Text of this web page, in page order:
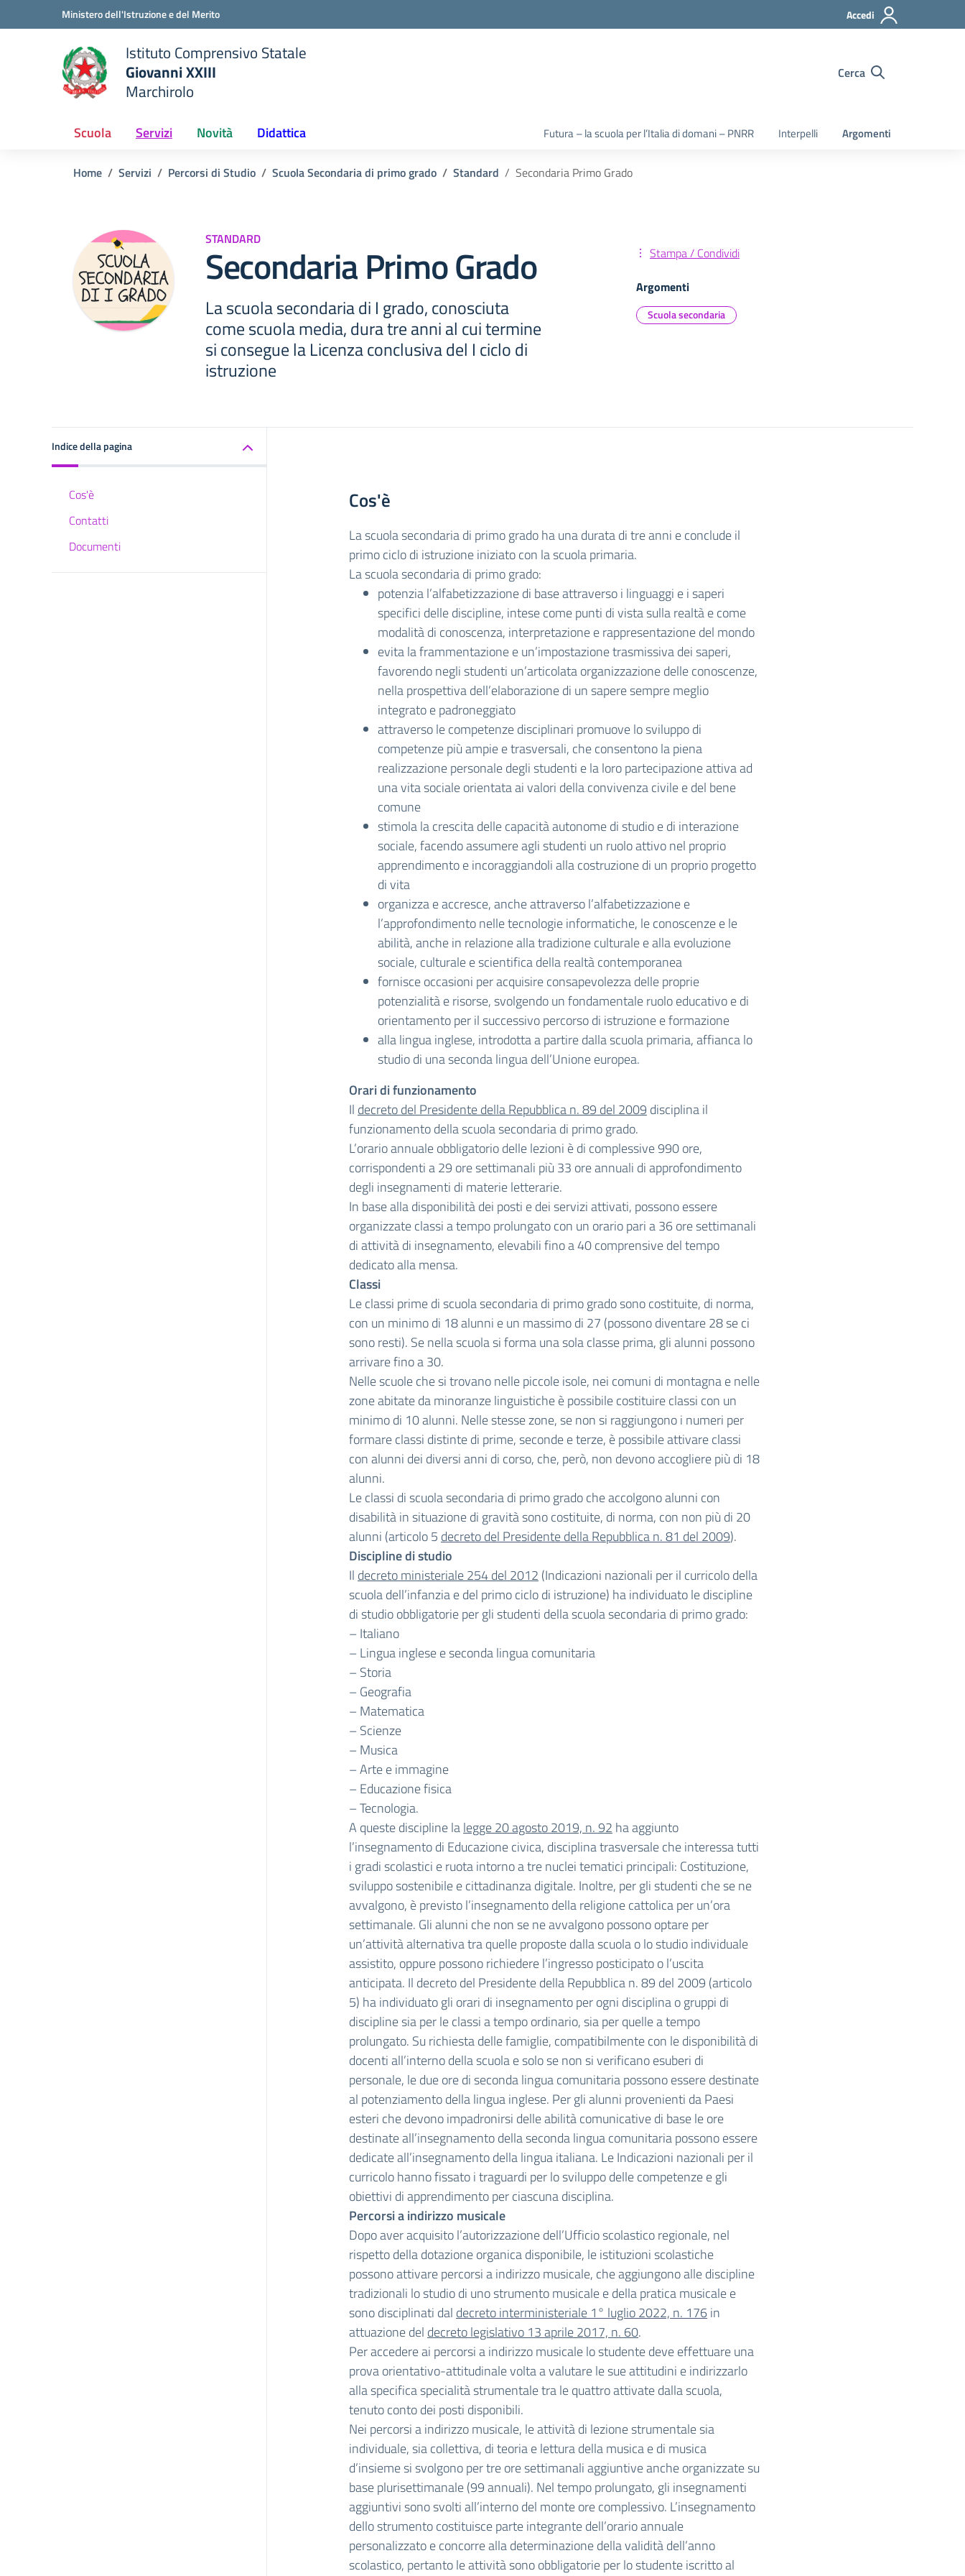
Vai ai contenuti
Vai al menu di navigazioneMinistero dell'Istruzione e del Merito Accedi
scuola
Istituto Comprensivo Statale
Giovanni XXIII
Marchirolo
Cerca
Scuola Servizi Novità Didattica Futura – la scuola per l’Italia di domani – PNRR Interpelli Argomenti
Home Servizi Percorsi di Studio Scuola Secondaria di primo grado Standard Secondaria Primo Grado
STANDARD
Secondaria Primo Grado
La scuola secondaria di I grado, conosciuta
come scuola media, dura tre anni al cui termine
si consegue la Licenza conclusiva del I ciclo di
istruzione
Stampa / Condividi
Argomenti
Scuola secondaria
Indice della pagina
Cos'è
Contatti
Documenti
Cos'è
La scuola secondaria di primo grado ha una durata di tre anni e conclude il
primo ciclo di istruzione iniziato con la scuola primaria.
La scuola secondaria di primo grado:
potenzia l’alfabetizzazione di base attraverso i linguaggi e i saperi
specifici delle discipline, intese come punti di vista sulla realtà e come
modalità di conoscenza, interpretazione e rappresentazione del mondo
evita la frammentazione e un’impostazione trasmissiva dei saperi,
favorendo negli studenti un’articolata organizzazione delle conoscenze,
nella prospettiva dell’elaborazione di un sapere sempre meglio
integrato e padroneggiato
attraverso le competenze disciplinari promuove lo sviluppo di
competenze più ampie e trasversali, che consentono la piena
realizzazione personale degli studenti e la loro partecipazione attiva ad
una vita sociale orientata ai valori della convivenza civile e del bene
comune
stimola la crescita delle capacità autonome di studio e di interazione
sociale, facendo assumere agli studenti un ruolo attivo nel proprio
apprendimento e incoraggiandoli alla costruzione di un proprio progetto
di vita
organizza e accresce, anche attraverso l’alfabetizzazione e
l’approfondimento nelle tecnologie informatiche, le conoscenze e le
abilità, anche in relazione alla tradizione culturale e alla evoluzione
sociale, culturale e scientifica della realtà contemporanea
fornisce occasioni per acquisire consapevolezza delle proprie
potenzialità e risorse, svolgendo un fondamentale ruolo educativo e di
orientamento per il successivo percorso di istruzione e formazione
alla lingua inglese, introdotta a partire dalla scuola primaria, affianca lo
studio di una seconda lingua dell’Unione europea.
Orari di funzionamento
Il decreto del Presidente della Repubblica n. 89 del 2009 disciplina il
funzionamento della scuola secondaria di primo grado.
L’orario annuale obbligatorio delle lezioni è di complessive 990 ore,
corrispondenti a 29 ore settimanali più 33 ore annuali di approfondimento
degli insegnamenti di materie letterarie.
In base alla disponibilità dei posti e dei servizi attivati, possono essere
organizzate classi a tempo prolungato con un orario pari a 36 ore settimanali
di attività di insegnamento, elevabili fino a 40 comprensive del tempo
dedicato alla mensa.
Classi
Le classi prime di scuola secondaria di primo grado sono costituite, di norma,
con un minimo di 18 alunni e un massimo di 27 (possono diventare 28 se ci
sono resti). Se nella scuola si forma una sola classe prima, gli alunni possono
arrivare fino a 30.
Nelle scuole che si trovano nelle piccole isole, nei comuni di montagna e nelle
zone abitate da minoranze linguistiche è possibile costituire classi con un
minimo di 10 alunni. Nelle stesse zone, se non si raggiungono i numeri per
formare classi distinte di prime, seconde e terze, è possibile attivare classi
con alunni dei diversi anni di corso, che, però, non devono accogliere più di 18
alunni.
Le classi di scuola secondaria di primo grado che accolgono alunni con
disabilità in situazione di gravità sono costituite, di norma, con non più di 20
alunni (articolo 5 decreto del Presidente della Repubblica n. 81 del 2009).
Discipline di studio
Il decreto ministeriale 254 del 2012 (Indicazioni nazionali per il curricolo della
scuola dell’infanzia e del primo ciclo di istruzione) ha individuato le discipline
di studio obbligatorie per gli studenti della scuola secondaria di primo grado:
– Italiano
– Lingua inglese e seconda lingua comunitaria
– Storia
– Geografia
– Matematica
– Scienze
– Musica
– Arte e immagine
– Educazione fisica
– Tecnologia.
A queste discipline lalegge 20 agosto 2019, n. 92 ha aggiunto
l’insegnamento di Educazione civica, disciplina trasversale che interessa tutti
i gradi scolastici e ruota intorno a tre nuclei tematici principali: Costituzione,
sviluppo sostenibile e cittadinanza digitale. Inoltre, per gli studenti che se ne
avvalgono, è previsto l’insegnamento della religione cattolica per un’ora
settimanale. Gli alunni che non se ne avvalgono possono optare per
un’attività alternativa tra quelle proposte dalla scuola o lo studio individuale
assistito, oppure possono richiedere l’ingresso posticipato o l’uscita
anticipata. Il decreto del Presidente della Repubblica n. 89 del 2009 (articolo
5) ha individuato gli orari di insegnamento per ogni disciplina o gruppi di
discipline sia per le classi a tempo ordinario, sia per quelle a tempo
prolungato. Su richiesta delle famiglie, compatibilmente con le disponibilità di
docenti all’interno della scuola e solo se non si verificano esuberi di
personale, le due ore di seconda lingua comunitaria possono essere destinate
al potenziamento della lingua inglese. Per gli alunni provenienti da Paesi
esteri che devono impadronirsi delle abilità comunicative di base le ore
destinate all’insegnamento della seconda lingua comunitaria possono essere
dedicate all’insegnamento della lingua italiana. Le Indicazioni nazionali per il
curricolo hanno fissato i traguardi per lo sviluppo delle competenze e gli
obiettivi di apprendimento per ciascuna disciplina.
Percorsi a indirizzo musicale
Dopo aver acquisito l’autorizzazione dell’Ufficio scolastico regionale, nel
rispetto della dotazione organica disponibile, le istituzioni scolastiche
possono attivare percorsi a indirizzo musicale, che aggiungono alle discipline
tradizionali lo studio di uno strumento musicale e della pratica musicale e
sono disciplinati dal decreto interministeriale 1° luglio 2022, n. 176in
attuazione del decreto legislativo 13 aprile 2017, n. 60.
Per accedere ai percorsi a indirizzo musicale lo studente deve effettuare una
prova orientativo-attitudinale volta a valutare le sue attitudini e indirizzarlo
alla specifica specialità strumentale tra le quattro attivate dalla scuola,
tenuto conto dei posti disponibili.
Nei percorsi a indirizzo musicale, le attività di lezione strumentale sia
individuale, sia collettiva, di teoria e lettura della musica e di musica
d’insieme si svolgono per tre ore settimanali aggiuntive anche organizzate su
base plurisettimanale (99 annuali). Nel tempo prolungato, gli insegnamenti
aggiuntivi sono svolti all’interno del monte ore complessivo. L’insegnamento
dello strumento costituisce parte integrante dell’orario annuale
personalizzato e concorre alla determinazione della validità dell’anno
scolastico, pertanto le attività sono obbligatorie per lo studente iscritto al